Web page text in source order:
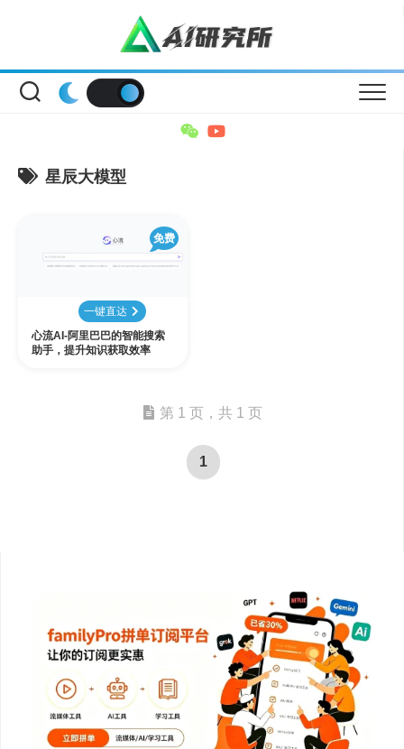
星辰大模型
免费
一键直达
心流AI-阿里巴巴的智能搜索
助手，提升知识获取效率
第 1 页，共 1 页
1